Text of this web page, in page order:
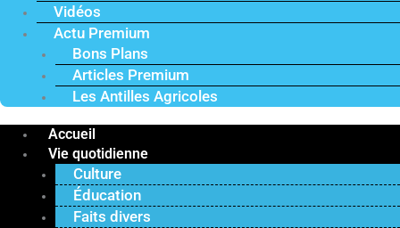
Vidéos
Actu Premium
Bons Plans
Articles Premium
Les Antilles Agricoles
Accueil
Vie quotidienne
Culture
Éducation
Faits divers